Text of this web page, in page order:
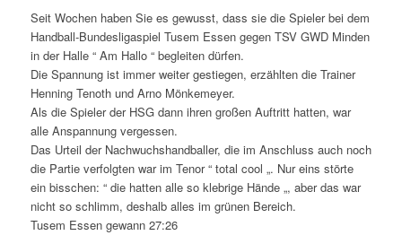
Seit Wochen haben Sie es gewusst, dass sie die Spieler bei dem
Handball-Bundesligaspiel Tusem Essen gegen TSV GWD Minden
in der Halle “ Am Hallo “ begleiten dürfen.
Die Spannung ist immer weiter gestiegen, erzählten die Trainer
Henning Tenoth und Arno Mönkemeyer.
Als die Spieler der HSG dann ihren großen Auftritt hatten, war
alle Anspannung vergessen.
Das Urteil der Nachwuchshandballer, die im Anschluss auch noch
die Partie verfolgten war im Tenor “ total cool „. Nur eins störte
ein bisschen: “ die hatten alle so klebrige Hände „, aber das war
nicht so schlimm, deshalb alles im grünen Bereich.
Tusem Essen gewann 27:26